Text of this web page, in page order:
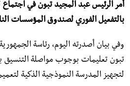
أمر الرئيس عبد المجيد تبون في اجتماع
بالتفعيل الفوري لصندوق المؤسسات
وفي بيان أصدرته اليوم، رئاسة
تبون تعليمات بوجوب مواصلة التنسيق
لتجهيز المدرسة النموذجية الذكية